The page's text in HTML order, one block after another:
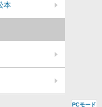
本
PCモード